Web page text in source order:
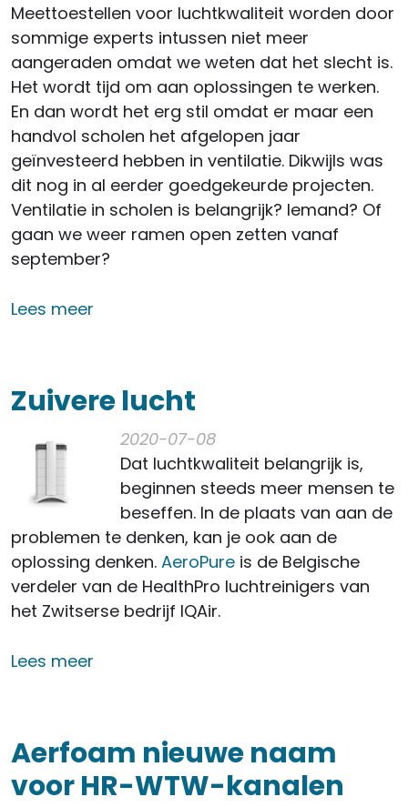
Meettoestellen voor luchtkwaliteit worden door
sommige experts intussen niet meer
aangeraden omdat we weten dat het slecht is.
Het wordt tijd om aan oplossingen te werken.
En dan wordt het erg stil omdat er maar een
handvol scholen het afgelopen jaar
geïnvesteerd hebben in ventilatie. Dikwijls was
dit nog in al eerder goedgekeurde projecten.
Ventilatie in scholen is belangrijk? Iemand? Of
gaan we weer ramen open zetten vanaf
september?
Lees meer
Zuivere lucht
2020-07-08
Dat luchtkwaliteit belangrijk is,
beginnen steeds meer mensen te
beseffen. In de plaats van aan de
problemen te denken, kan je ook aan de
oplossing denken. AeroPure is de Belgische
verdeler van de HealthPro luchtreinigers van
het Zwitserse bedrijf IQAir.
Lees meer
Aerfoam nieuwe naam
voor HR-WTW-kanalen